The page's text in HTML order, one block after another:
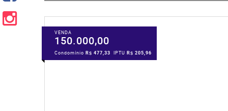
VENDA
150.000,00
Condomínio R$ 477,33 IPTU R$ 205,96